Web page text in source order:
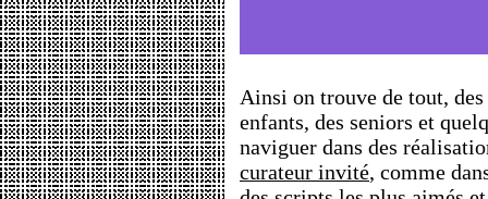
Ainsi on trouve de tout,
enfants, des seniors et
naviguer dans des
curateur invité, comme